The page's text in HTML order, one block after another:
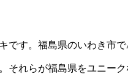
す。福島県のいわき市
れらが福島県をユニー